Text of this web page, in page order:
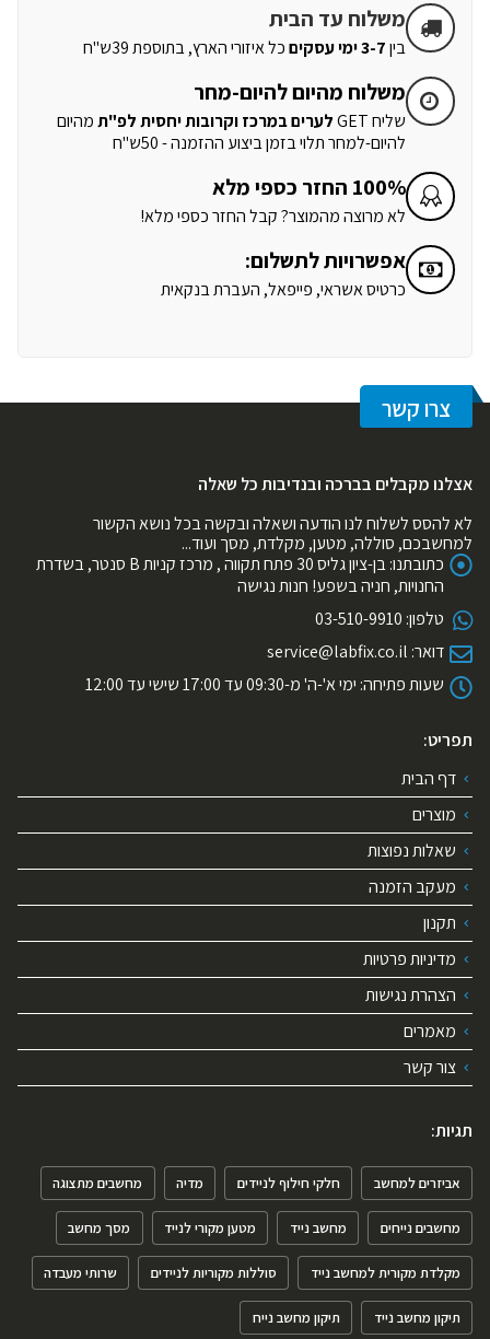
משלוח עד הבית
בין3-7 ימי עסקים כל איזורי הארץ, בתוספת 39ש"ח
משלוח מהיום להיום-מחר
שליח GET לערים במרכז וקרובות יחסית לפ"תמהיום
להיום-למחר תלוי בזמן ביצוע ההזמנה - 50ש"ח
100% החזר כספי מלא
לא מרוצה מהמוצר? קבל החזר כספי מלא!
אפשרויות לתשלום:
כרטיס אשראי, פייפאל, העברת בנקאית
צרו קשר
אצלנו מקבלים בברכה ובנדיבות כל שאלה
לא להסס לשלוח לנו הודעה ושאלה ובקשה בכל נושא הקשור
למחשבכם, סוללה, מטען, מקלדת, מסך ועוד...
כתובתנו:
בן-ציון גליס 30 פתח תקווה , מרכז קניות B סנטר, בשדרת
החנויות, חניה בשפע! חנות נגישה
טלפון: 03-510-9910
דואר: service@labfix.co.il
שעות פתיחה: ימי א'-ה' מ-09:30 עד 17:00 שישי עד 12:00
תפריט:
דף הבית
מוצרים
שאלות נפוצות
מעקב הזמנה
תקנון
מדיניות פרטיות
הצהרת נגישות
מאמרים
צור קשר
תגיות:
אביזרים למחשב חלקי חילוף לניידים מדיה מחשבים מתצוגה
מחשבים נייחים מחשב נייד מטען מקורי לנייד מסך מחשב
מקלדת מקורית למחשב נייד סוללות מקוריות לניידים שרותי מעבדה
תיקון מחשב נייד תיקון מחשב נייח